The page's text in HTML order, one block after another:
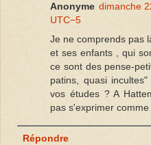
Anonyme dimanche
UTC−5
Je ne comprends pas
et ses enfants , qui
ce sont des pense-
patins, quasi
vos études ? A
pas s'exprimer comme
Répondre